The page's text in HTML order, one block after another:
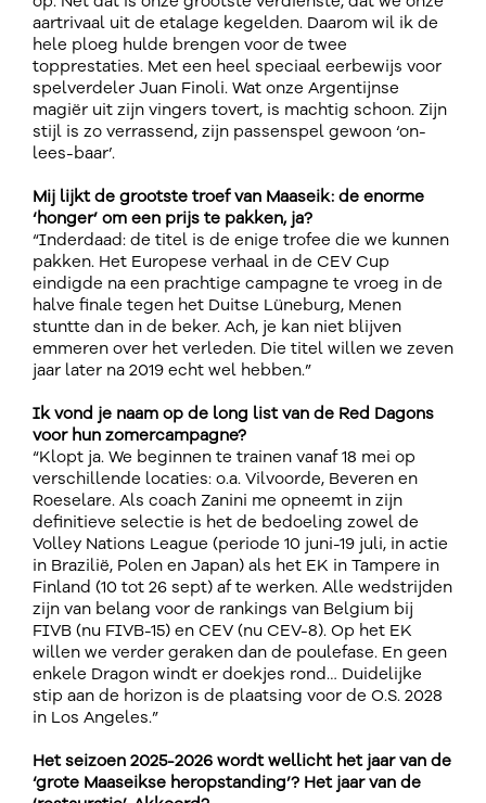
aartrivaal uit de etalage kegelden. Daarom wil ik de
hele ploeg hulde brengen voor de twee
topprestaties. Met een heel speciaal eerbewijs voor
spelverdeler Juan Finoli. Wat onze Argentijnse
magiër uit zijn vingers tovert, is machtig schoon. Zijn
stijl is zo verrassend, zijn passenspel gewoon ‘on-
lees-baar’.
Mij lijkt de grootste troef van Maaseik: de enorme
‘honger’ om een prijs te pakken, ja?
“Inderdaad: de titel is de enige trofee die we kunnen
pakken. Het Europese verhaal in de CEV Cup
eindigde na een prachtige campagne te vroeg in de
halve finale tegen het Duitse Lüneburg, Menen
stuntte dan in de beker. Ach, je kan niet blijven
emmeren over het verleden. Die titel willen we zeven
jaar later na 2019 echt wel hebben.”
Ik vond je naam op de long list van de Red Dagons
voor hun zomercampagne?
“Klopt ja. We beginnen te trainen vanaf 18 mei op
verschillende locaties: o.a. Vilvoorde, Beveren en
Roeselare. Als coach Zanini me opneemt in zijn
definitieve selectie is het de bedoeling zowel de
Volley Nations League (periode 10 juni-19 juli, in actie
in Brazilië, Polen en Japan) als het EK in Tampere in
Finland (10 tot 26 sept) af te werken. Alle wedstrijden
zijn van belang voor de rankings van Belgium bij
FIVB (nu FIVB-15) en CEV (nu CEV-8). Op het EK
willen we verder geraken dan de poulefase. En geen
enkele Dragon windt er doekjes rond… Duidelijke
stip aan de horizon is de plaatsing voor de O.S. 2028
in Los Angeles.”
Het seizoen 2025-2026 wordt wellicht het jaar van de
‘grote Maaseikse heropstanding’? Het jaar van de